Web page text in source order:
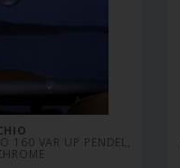
160 VAR UP PENDEL,